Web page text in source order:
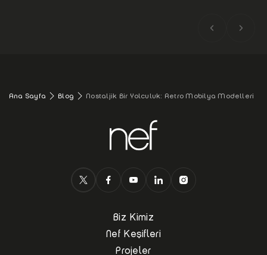
Ana Sayfa Blog Nostaljik Bir Yolculuk: Retro Mobilya Modelleri
Biz Kimiz
Nef Keşifleri
Projeler